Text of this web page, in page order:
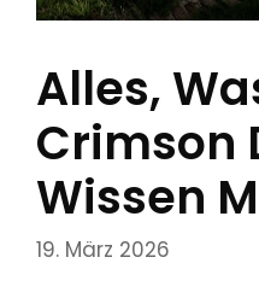
Alles,
Crimson
Wissen
19. März 2026